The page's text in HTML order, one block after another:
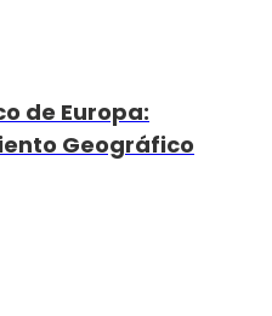
de Europa:
Geográfico